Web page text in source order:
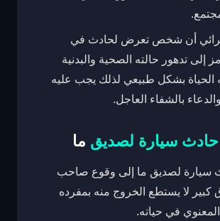
أن شخص تعرض لحادث في
إلى تدهور حالته الصحية والبدنية
بشكل طبيعي لذلك يجب عليه
بالشفاء العاجل.
سيارة لصديق ما
سيارة لصديق ما إلى وقوع صاحب
كبير لا يستطع الخروج منه بمفرده
في حياته.